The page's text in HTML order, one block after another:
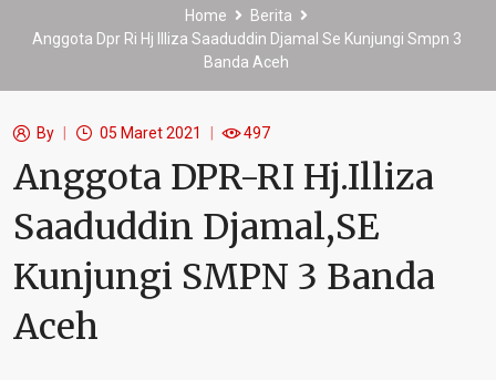
Home
Berita
Anggota Dpr Ri Hj Illiza Saaduddin Djamal Se Kunjungi Smpn 3
Banda Aceh
By 05 Maret 2021 497
Anggota DPR-RI Hj.Illiza
Saaduddin Djamal,SE
Kunjungi SMPN 3 Banda
Aceh